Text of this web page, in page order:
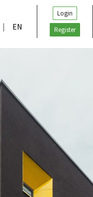
EN
Login
Register